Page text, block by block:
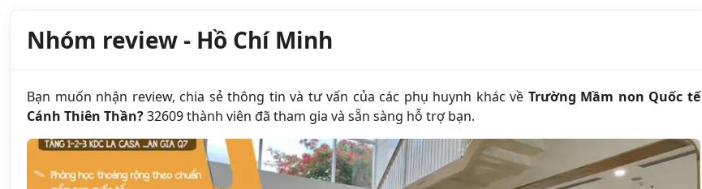
Nhóm review - Hồ Chí Minh
Bạn muốn nhận review, chia sẻ thông tin và tư vấn của các phụ huynh khác về Trường Mầm non Quốc tế
Cánh Thiên Thần?32609 thành viên đã tham gia và sẵn sàng hỗ trợ bạn.